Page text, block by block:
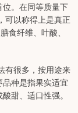
。在同等质量下
可以称得上是真正
食纤维、叶酸、
有很多，按用途来
种是指果实适宜
甜、适口性强。